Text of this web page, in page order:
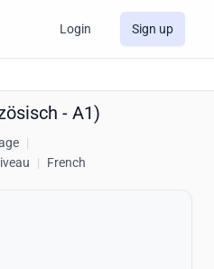
Login Sign up
- A1)
|
| French